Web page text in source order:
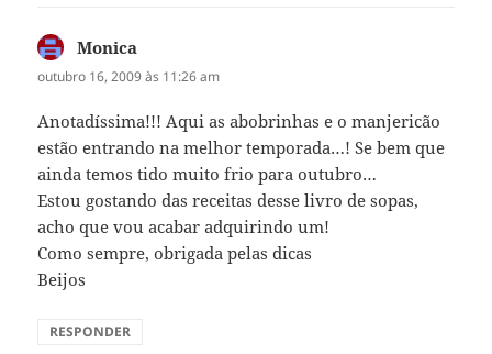
Monica
outubro 16, 2009 às 11:26 am
Anotadíssima!!! Aqui as abobrinhas e o manjericão
estão entrando na melhor temporada…! Se bem que
ainda temos tido muito frio para outubro…
Estou gostando das receitas desse livro de sopas,
acho que vou acabar adquirindo um!
Como sempre, obrigada pelas dicas
Beijos
RESPONDER